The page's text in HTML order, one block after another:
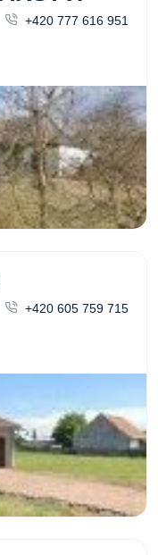
+420 777 616 951
+420 605 759 715